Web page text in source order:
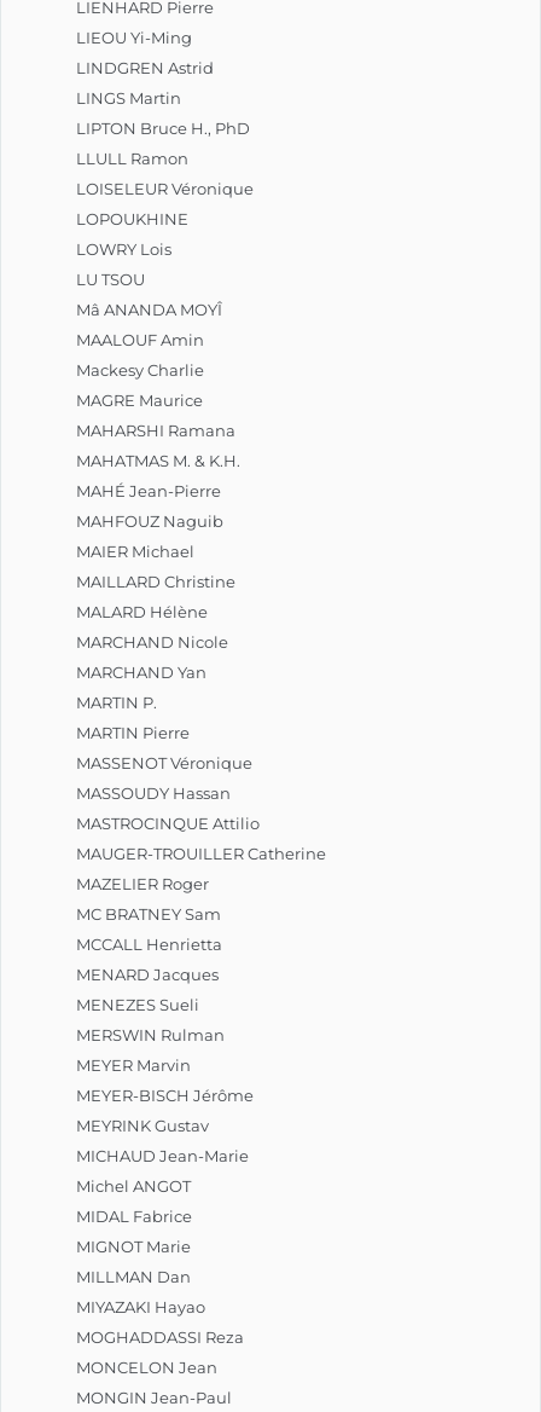
LIENHARD Pierre
LIEOU Yi-Ming
LINDGREN Astrid
LINGS Martin
LIPTON Bruce H., PhD
LLULL Ramon
LOISELEUR Véronique
LOPOUKHINE
LOWRY Lois
LU TSOU
Mâ ANANDA MOYÎ
MAALOUF Amin
Mackesy Charlie
MAGRE Maurice
MAHARSHI Ramana
MAHATMAS M. & K.H.
MAHÉ Jean-Pierre
MAHFOUZ Naguib
MAIER Michael
MAILLARD Christine
MALARD Hélène
MARCHAND Nicole
MARCHAND Yan
MARTIN P.
MARTIN Pierre
MASSENOT Véronique
MASSOUDY Hassan
MASTROCINQUE Attilio
MAUGER-TROUILLER Catherine
MAZELIER Roger
MC BRATNEY Sam
MCCALL Henrietta
MENARD Jacques
MENEZES Sueli
MERSWIN Rulman
MEYER Marvin
MEYER-BISCH Jérôme
MEYRINK Gustav
MICHAUD Jean-Marie
Michel ANGOT
MIDAL Fabrice
MIGNOT Marie
MILLMAN Dan
MIYAZAKI Hayao
MOGHADDASSI Reza
MONCELON Jean
MONGIN Jean-Paul